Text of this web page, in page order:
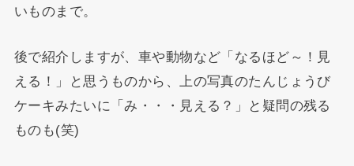
いものまで。
後で紹介しますが、車や動物など「なるほど～！見
える！」と思うものから、上の写真のたんじょうび
ケーキみたいに「み・・・見える？」と疑問の残る
ものも(笑)